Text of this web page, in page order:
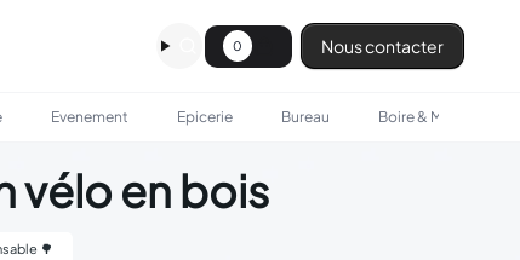
0 Nous contacter
Evenement Epicerie Bureau Boire & Manger
vélo en bois
🌳